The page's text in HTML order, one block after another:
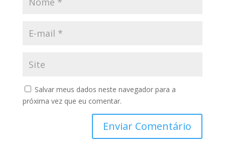
Salvar meus dados neste navegador para a
próxima vez que eu comentar.